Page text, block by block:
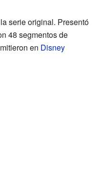
serie original. Presentó
48 segmentos de
en Disney